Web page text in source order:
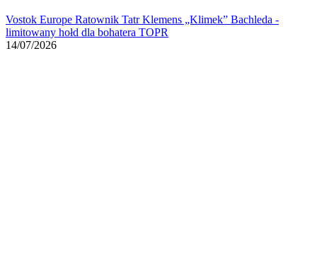
Vostok Europe Ratownik Tatr Klemens „Klimek” Bachleda -
limitowany hołd dla bohatera TOPR
14/07/2026